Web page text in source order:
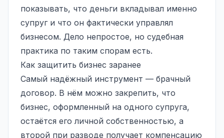
показывать, что деньги вкладывал именно
супруг и что он фактически управлял
бизнесом. Дело непростое, но судебная
практика по таким спорам есть.
Как защитить бизнес заранее
Самый надёжный инструмент — брачный
договор. В нём можно закрепить, что
бизнес, оформленный на одного супруга,
остаётся его личной собственностью, а
второй при разводе получает компенсацию